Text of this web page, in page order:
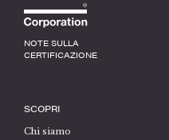
NOTE SULLA
CERTIFICAZIONE
SCOPRI
Chi siamo